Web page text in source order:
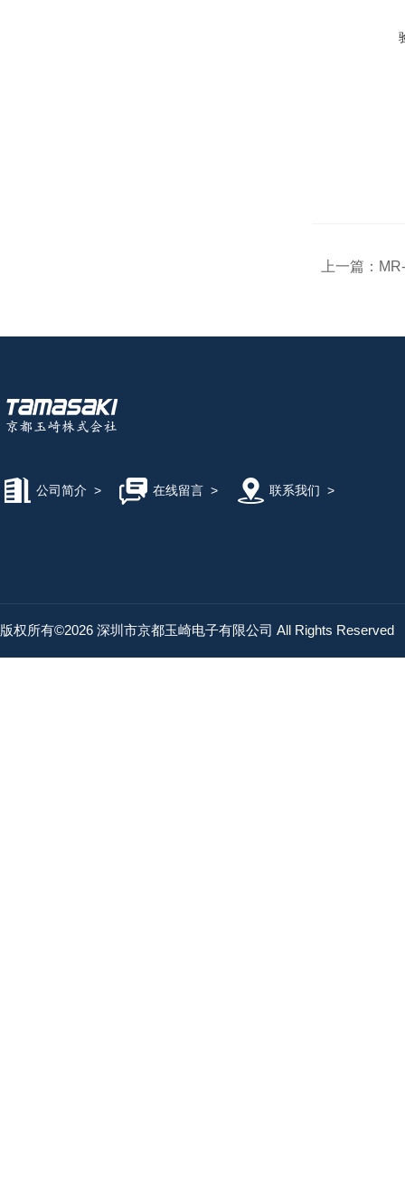
上一篇：
公司简介 > 在线留言> 联系我们 >
版权所有©2026 深圳市京都玉崎电子有限公司 All Rights Reserved